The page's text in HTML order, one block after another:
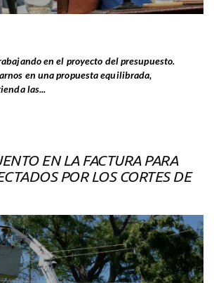
en el proyecto del presupuesto.
en una propuesta equilibrada,
las...
EN LA FACTURA PARA
POR LOS CORTES DE